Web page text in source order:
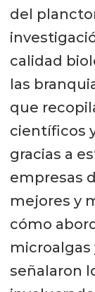
del
calidad
las
que
científicos
gracias a
empresas
mejores y
cómo
microalgas
señalaron